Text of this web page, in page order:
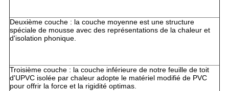
Deuxième couche : la couche moyenne est une structure
spéciale de mousse avec des représentations de la chaleur et
d'isolation phonique.
Troisième couche : la couche inférieure de notre feuille de toit
d'UPVC isolée par chaleur adopte le matériel modifié de PVC
pour offrir la force et la rigidité optimas.